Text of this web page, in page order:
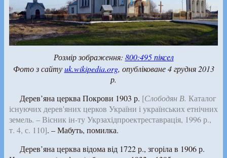
Розмір зображення: 800:495 піксел
Фото з сайтуuk.wikipedia.org, опубліковане 4 грудня 2013
р.
Дерев’яна церква Покрови 1903 р. [Слободян В. Каталог
існуючих дерев'яних церков України і українських етнічних
земель. – Вісник ін-ту Укрзахідпроектреставрація, 1996 р.,
т. 4, с. 110]. – Мабуть, помилка.
Дерев’яна церква відома від 1722 р., згоріла в 1906 р.